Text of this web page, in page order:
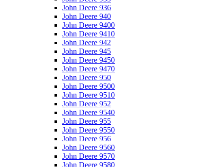
John Deere 936
John Deere 940
John Deere 9400
John Deere 9410
John Deere 942
John Deere 945
John Deere 9450
John Deere 9470
John Deere 950
John Deere 9500
John Deere 9510
John Deere 952
John Deere 9540
John Deere 955
John Deere 9550
John Deere 956
John Deere 9560
John Deere 9570
John Deere 9580